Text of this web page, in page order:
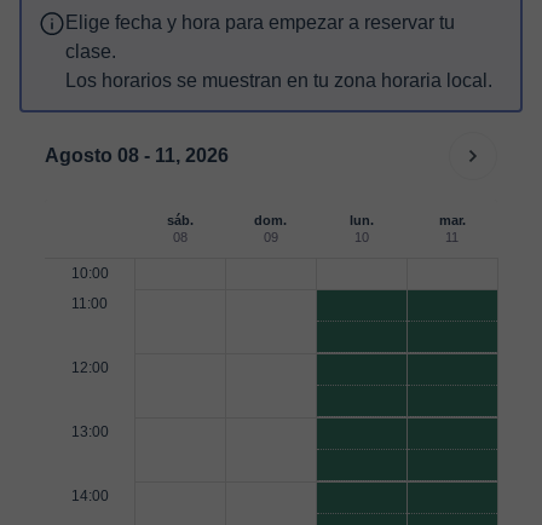
Elige fecha y hora para empezar a reservar tu
clase.
Los horarios se muestran en tu zona horaria local.
Agosto 08 - 11, 2026
sáb.
08
dom.
09
lun.
10
mar.
11
10:00
11:00
12:00
13:00
14:00